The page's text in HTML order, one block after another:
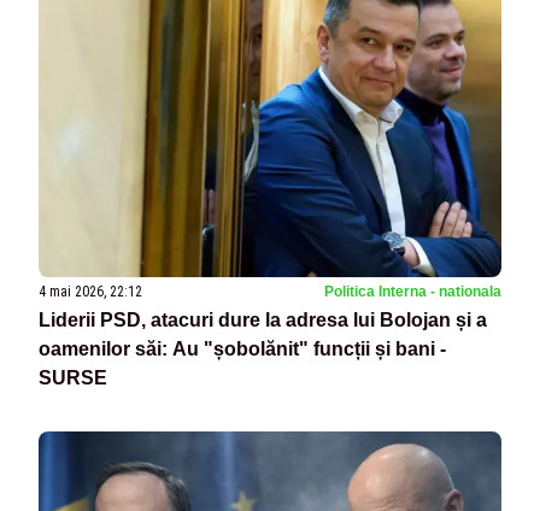
4 mai 2026, 22:12 Politica Interna - nationala
Liderii PSD, atacuri dure la adresa lui Bolojan și a
oamenilor săi: Au "șobolănit" funcții și bani -
SURSE